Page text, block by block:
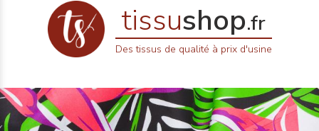
tissushop.fr
Des tissus de qualité à prix d'usine